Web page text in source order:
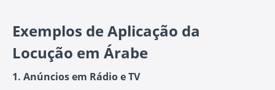
Exemplos de Aplicação da
Locução em Árabe
1. Anúncios em Rádio e TV